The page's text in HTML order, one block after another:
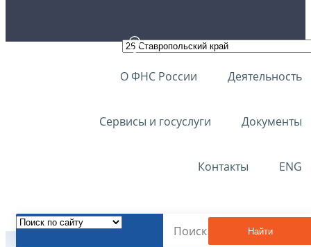
О ФНС России Деятельность
Сервисы и госуслуги Документы
Контакты ENG
Найти